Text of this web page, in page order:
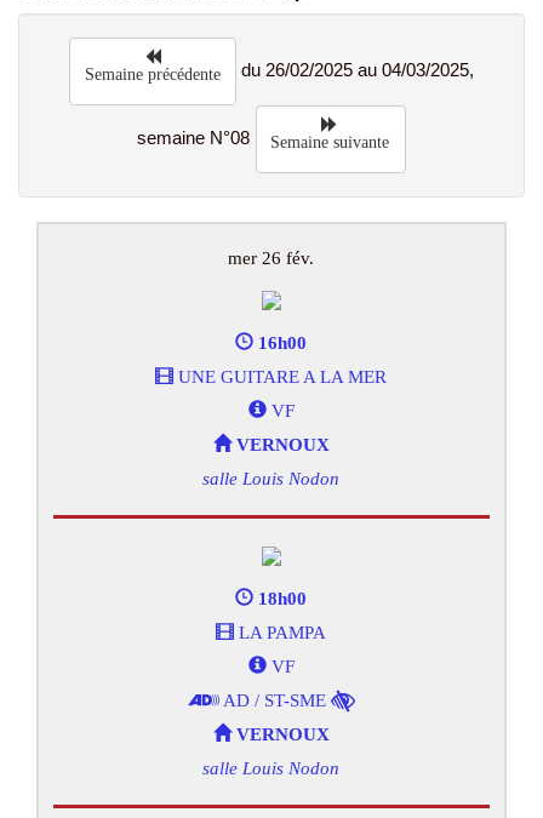
Semaine précédente du 26/02/2025 au 04/03/2025,
semaine N°08 Semaine suivante
mer 26 fév.
16h00
UNE GUITARE A LA MER
VF
VERNOUX
salle Louis Nodon
18h00
LA PAMPA
VF
AD / ST-SME
VERNOUX
salle Louis Nodon